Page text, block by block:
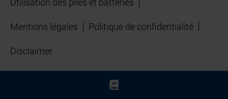
Utilisation des piles et batteries
Mentions légales Politique de confidentialité
Disclaimer